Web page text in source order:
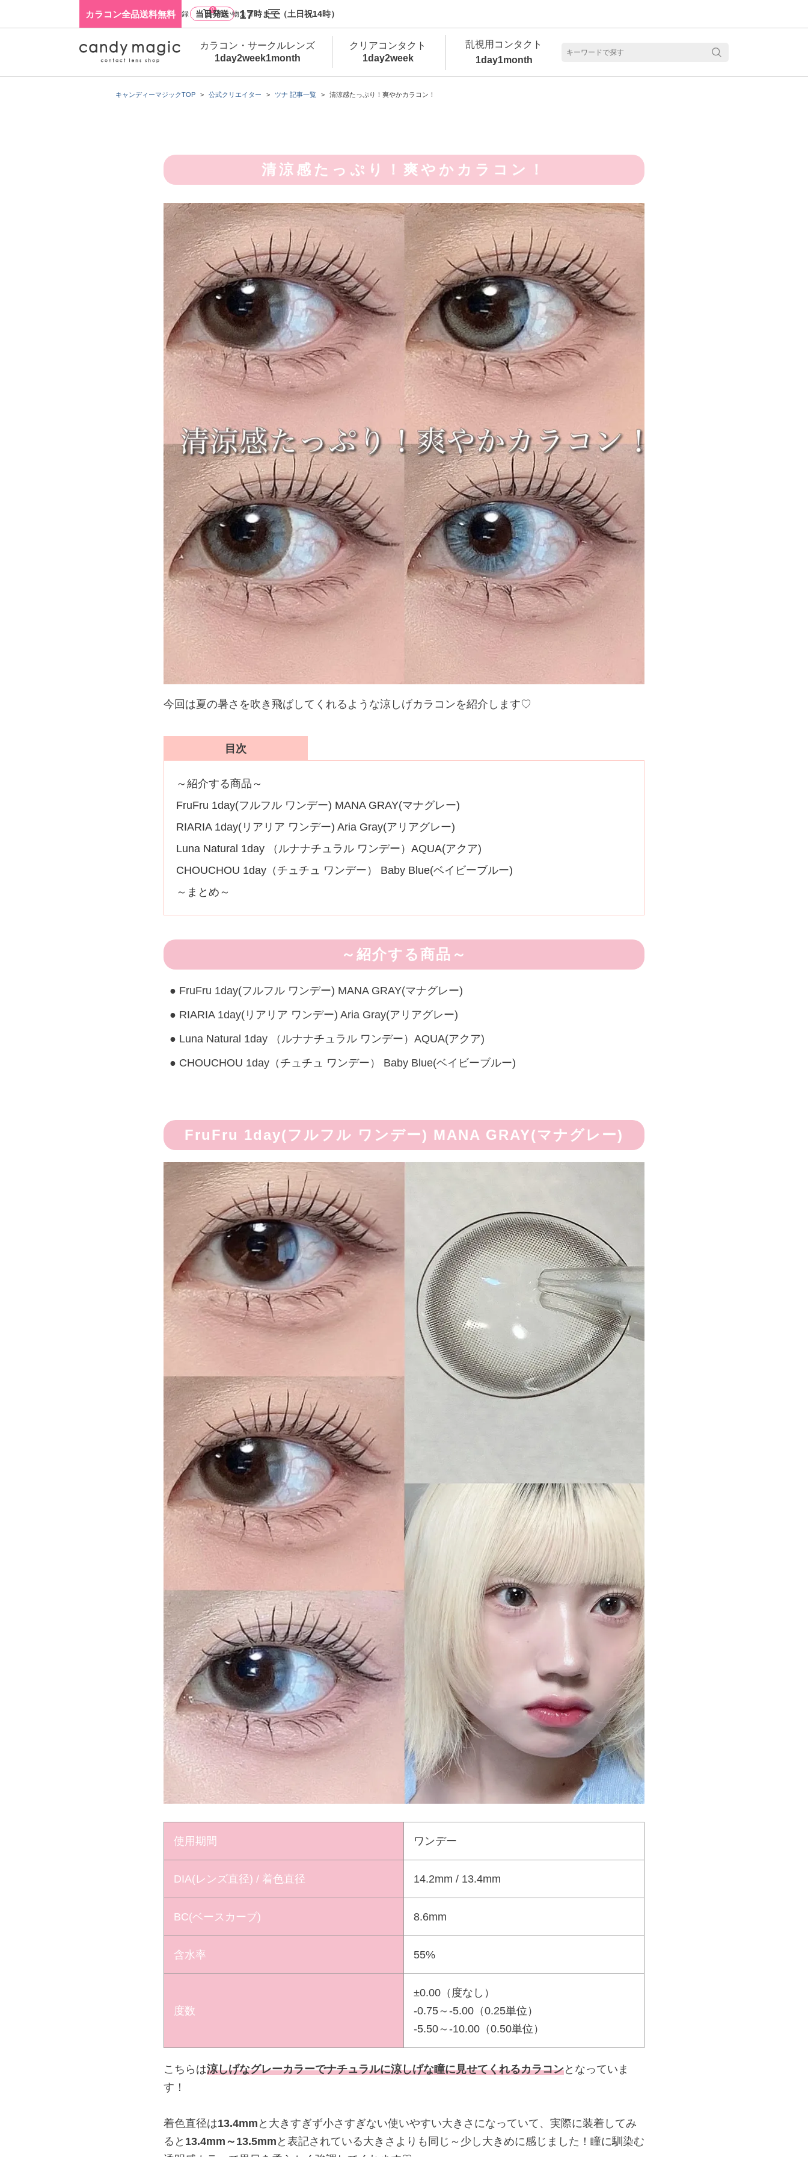
カラコン全品送料無料 当日発送 17時まで（土日祝14時）
キャンディーマジックTOP 公式クリエイター ツナ 記事一覧 清涼感たっぷり！爽やかカラコン！
清涼感たっぷり！爽やかカラコン！
今回は夏の暑さを吹き飛ばしてくれるような涼しげカラコンを紹介します♡
目次
～紹介する商品～
FruFru 1day(フルフル ワンデー) MANA GRAY(マナグレー)
RIARIA 1day(リアリア ワンデー) Aria Gray(アリアグレー)
Luna Natural 1day （ルナナチュラル ワンデー）AQUA(アクア)
CHOUCHOU 1day（チュチュ ワンデー） Baby Blue(ベイビーブルー)
～まとめ～
～紹介する商品～
FruFru 1day(フルフル ワンデー) MANA GRAY(マナグレー)
RIARIA 1day(リアリア ワンデー) Aria Gray(アリアグレー)
Luna Natural 1day （ルナナチュラル ワンデー）AQUA(アクア)
CHOUCHOU 1day（チュチュ ワンデー） Baby Blue(ベイビーブルー)
FruFru 1day(フルフル ワンデー) MANA GRAY(マナグレー)
使用期間 ワンデー
DIA(レンズ直径) / 着色直径 14.2mm / 13.4mm
BC(ベースカーブ) 8.6mm
含水率 55%
度数
±0.00（度なし）
-0.75～-5.00（0.25単位）
-5.50～-10.00（0.50単位）
こちらは涼しげなグレーカラーでナチュラルに涼しげな瞳に見せてくれるカラコンとなっていま
す！
着色直径は13.4mm と大きすぎず小さすぎない使いやすい大きさになっていて、実際に装着してみ
ると 13.4mm～13.5mm と表記されている大きさよりも同じ～少し大きめに感じました！瞳に馴染む
ログイン・新規会員登録
0
買い物カゴ
カラコン・サークルレンズ
1day2week1month
クリアコンタクト
1day2week
乱視用コンタクト
1day1month
カラコン・サークルレンズ 1day 商品一覧を見る
乱視用カラコン 1day商品一覧を見る
遠近両用カラコン 1day商品一覧を見る
カラコン・サークルレンズ 2week商品一覧を見る
カラコン・サークルレンズ 1month商品一覧を見る
クリアコンタクトレンズ 1day 商品一覧を見る 乱視用カラコン 1day商品一覧を見る
クリアコンタクトレンズ 2week 商品一覧を見る
新商品
乱視用カラコン 1day商品一覧を見る
乱視用カラコン 1month商品一覧を見る